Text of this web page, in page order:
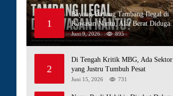
1
Bayang-Bayang Tambang Ilegal di
Kawasan Nantu, Alat Berat Diduga
Kembali Menembus Hutan Sapa
Juni 9, 2026 895
2
Di Tengah Kritik MBG, Ada Sektor
yang Justru Tumbuh Pesat
Juni 15, 2026 731